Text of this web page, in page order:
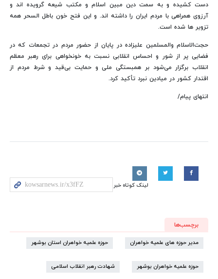
دست کشیده و به سمت دین مبین اسلام و مکتب شیعه گرویده اند و
آرزوی همراهی با مردم ایران را داشته اند. و این فتح خون باطل السحر همه
تزویر ها شده است.
حجت‌الاسلام والمسلمین علیزاده در پایان از حضور مردم در تجمعات که در
فضایی پر از شور و احساس انقلابی نسبت به خونخواهی برای رهبر معظم
انقلاب برگزار می‌شود بر همبستگی ملی و حمایت بی‌قید و شرط مردم از
اقتدار کشور در میادین نبرد تأکید کرد.
انتهای پیام/
لینک کوتاه خبر
برچسب‌ها
مدیر حوزه های علمیه خواهران حوزه علمیه خواهران استان بوشهر
حوزه علمیه خواهران بوشهر شهادت رهبر انقلاب اسلامی